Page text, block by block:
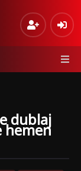
dublaj
hemen